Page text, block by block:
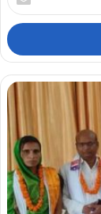
your
Email
address